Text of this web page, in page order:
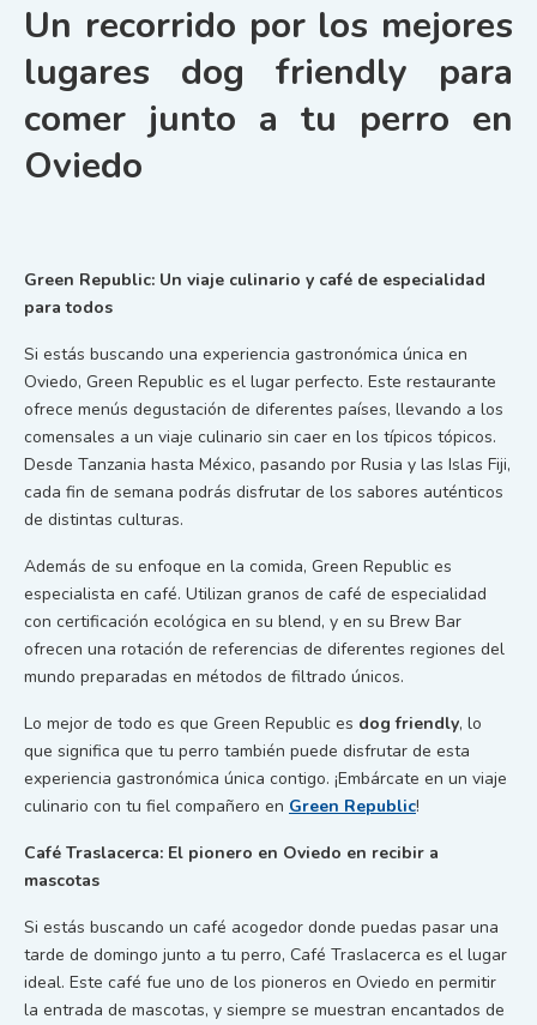
Un recorrido por los mejores
lugares dog friendly para
comer junto a tu perro en
Oviedo
Green Republic: Un viaje culinario y café de especialidad
para todos
Si estás buscando una experiencia gastronómica única en
Oviedo, Green Republic es el lugar perfecto. Este restaurante
ofrece menús degustación de diferentes países, llevando a los
comensales a un viaje culinario sin caer en los típicos tópicos.
Desde Tanzania hasta México, pasando por Rusia y las Islas Fiji,
cada fin de semana podrás disfrutar de los sabores auténticos
de distintas culturas.
Además de su enfoque en la comida, Green Republic es
especialista en café. Utilizan granos de café de especialidad
con certificación ecológica en su blend, y en su Brew Bar
ofrecen una rotación de referencias de diferentes regiones del
mundo preparadas en métodos de filtrado únicos.
Lo mejor de todo es que Green Republic es dog friendly, lo
que significa que tu perro también puede disfrutar de esta
experiencia gastronómica única contigo. ¡Embárcate en un viaje
culinario con tu fiel compañero en Green Republic!
Café Traslacerca: El pionero en Oviedo en recibir a
mascotas
Si estás buscando un café acogedor donde puedas pasar una
tarde de domingo junto a tu perro, Café Traslacerca es el lugar
ideal. Este café fue uno de los pioneros en Oviedo en permitir
la entrada de mascotas, y siempre se muestran encantados de